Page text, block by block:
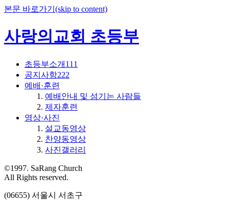
본문 바로가기(skip to content)
사랑의교회 초등부
초등부소개111
공지사항222
예배·훈련
예배안내 및 섬기는 사람들
제자훈련
영상·사진
설교동영상
찬양동영상
사진갤러리
©1997. SaRang Church
All Rights reserved.
(06655) 서울시 서초구